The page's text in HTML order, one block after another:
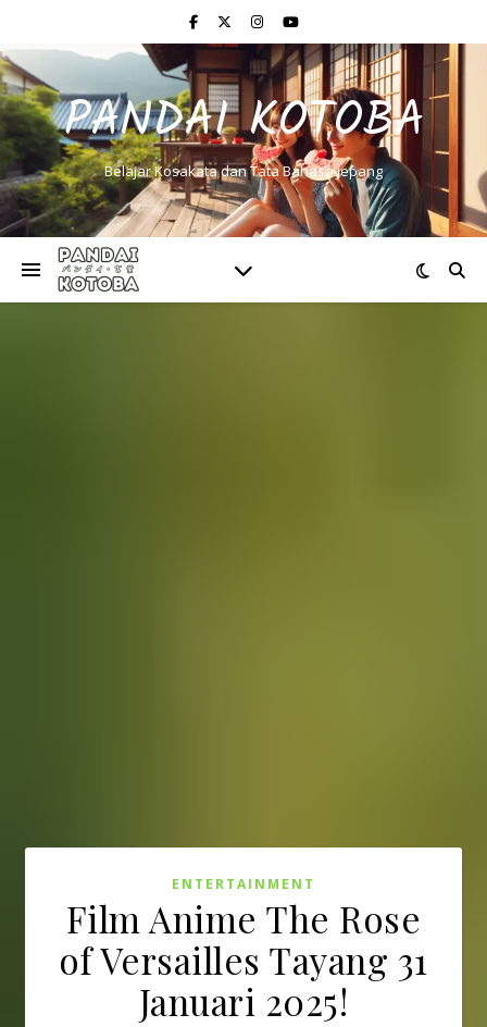
PANDAI KOTOBA
Belajar Kosakata dan Tata Bahasa Jepang
ENTERTAINMENT
Film Anime The Rose
of Versailles Tayang 31
Januari 2025!